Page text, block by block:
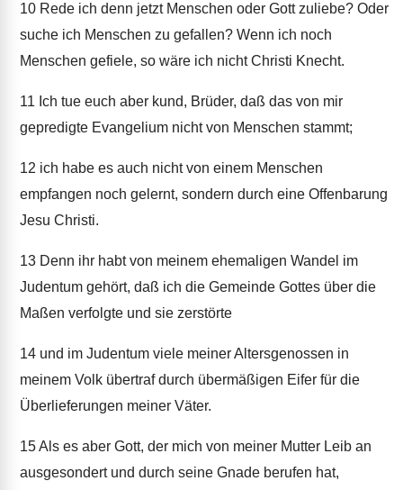
10 Rede ich denn jetzt Menschen oder Gott zuliebe? Oder
suche ich Menschen zu gefallen? Wenn ich noch
Menschen gefiele, so wäre ich nicht Christi Knecht.
11 Ich tue euch aber kund, Brüder, daß das von mir
gepredigte Evangelium nicht von Menschen stammt;
12 ich habe es auch nicht von einem Menschen
empfangen noch gelernt, sondern durch eine Offenbarung
Jesu Christi.
13 Denn ihr habt von meinem ehemaligen Wandel im
Judentum gehört, daß ich die Gemeinde Gottes über die
Maßen verfolgte und sie zerstörte
14 und im Judentum viele meiner Altersgenossen in
meinem Volk übertraf durch übermäßigen Eifer für die
Überlieferungen meiner Väter.
15Als es aber Gott, der mich von meiner Mutter Leib an
ausgesondert und durch seine Gnade berufen hat,